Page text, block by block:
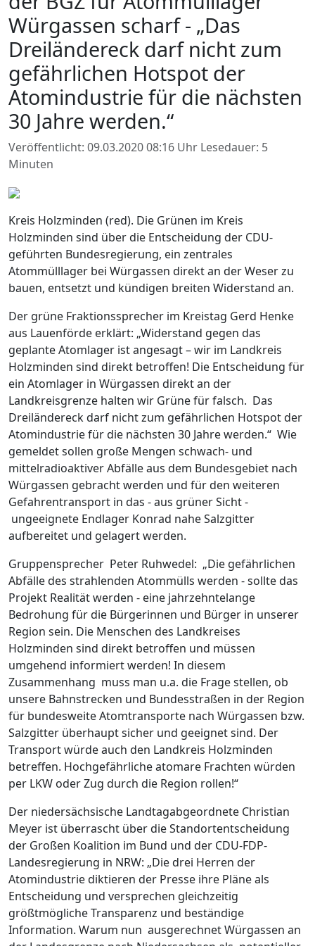
Würgassen scharf - „Das
Dreiländereck darf nicht zum
gefährlichen Hotspot der
Atomindustrie für die nächsten
30 Jahre werden.“
Veröffentlicht: 09.03.2020 08:16 Uhr Lesedauer: 5
Minuten
Kreis Holzminden (red). Die Grünen im Kreis
Holzminden sind über die Entscheidung der CDU-
geführten Bundesregierung, ein zentrales
Atommülllager bei Würgassen direkt an der Weser zu
bauen, entsetzt und kündigen breiten Widerstand an.
Der grüne Fraktionssprecher im Kreistag Gerd Henke
aus Lauenförde erklärt: „Widerstand gegen das
geplante Atomlager ist angesagt – wir im Landkreis
Holzminden sind direkt betroffen! Die Entscheidung für
ein Atomlager in Würgassen direkt an der
Landkreisgrenze halten wir Grüne für falsch. Das
Dreiländereck darf nicht zum gefährlichen Hotspot der
Atomindustrie für die nächsten 30 Jahre werden.“ Wie
gemeldet sollen große Mengen schwach- und
mittelradioaktiver Abfälle aus dem Bundesgebiet nach
Würgassen gebracht werden und für den weiteren
Gefahrentransport in das - aus grüner Sicht -
ungeeignete Endlager Konrad nahe Salzgitter
aufbereitet und gelagert werden.
Gruppensprecher Peter Ruhwedel: „Die gefährlichen
Abfälle des strahlenden Atommülls werden - sollte das
Projekt Realität werden - eine jahrzehntelange
Bedrohung für die Bürgerinnen und Bürger in unserer
Region sein. Die Menschen des Landkreises
Holzminden sind direkt betroffen und müssen
umgehend informiert werden! In diesem
Zusammenhang muss man u.a. die Frage stellen, ob
unsere Bahnstrecken und Bundesstraßen in der Region
für bundesweite Atomtransporte nach Würgassen bzw.
Salzgitter überhaupt sicher und geeignet sind. Der
Transport würde auch den Landkreis Holzminden
betreffen. Hochgefährliche atomare Frachten würden
per LKW oder Zug durch die Region rollen!“
Der niedersächsische Landtagabgeordnete Christian
Meyer ist überrascht über die Standortentscheidung
der Großen Koalition im Bund und der CDU-FDP-
Landesregierung in NRW: „Die drei Herren der
Atomindustrie diktieren der Presse ihre Pläne als
Entscheidung und versprechen gleichzeitig
größtmögliche Transparenz und beständige
Information. Warum nun ausgerechnet Würgassen an